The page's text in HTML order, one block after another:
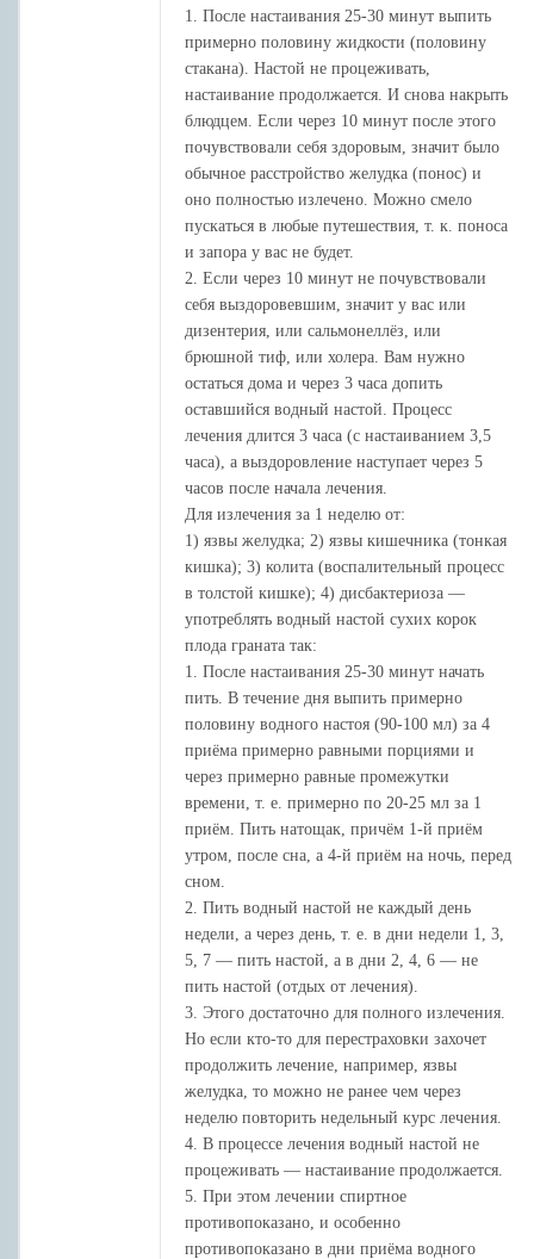
1. После настаивания 25-30 минут выпить
примерно половину жидкости (половину
стакана). Настой не процеживать,
настаивание продолжается. И снова накрыть
блюдцем. Если через 10 минут после этого
почувствовали себя здоровым, значит было
обычное расстройство желудка (понос) и
оно полностью излечено. Можно смело
пускаться в любые путешествия, т. к. поноса
и запора у вас не будет.
2. Если через 10 минут не почувствовали
себя выздоровевшим, значит у вас или
дизентерия, или сальмонеллёз, или
брюшной тиф, или холера. Вам нужно
остаться дома и через 3 часа допить
оставшийся водный настой. Процесс
лечения длится 3 часа (с настаиванием 3,5
часа), а выздоровление наступает через 5
часов после начала лечения.
Для излечения за 1 неделю от:
1) язвы желудка; 2) язвы кишечника (тонкая
кишка); 3) колита (воспалительный процесс
в толстой кишке); 4) дисбактериоза —
употреблять водный настой сухих корок
плода граната так:
1. После настаивания 25-30 минут начать
пить. В течение дня выпить примерно
половину водного настоя (90-100 мл) за 4
приёма примерно равными порциями и
через примерно равные промежутки
времени, т. е. примерно по 20-25 мл за 1
приём. Пить натощак, причём 1-й приём
утром, после сна, а 4-й приём на ночь, перед
сном.
2. Пить водный настой не каждый день
недели, а через день, т. е. в дни недели 1, 3,
5, 7 — пить настой, а в дни 2, 4, 6 — не
пить настой (отдых от лечения).
3. Этого достаточно для полного излечения.
Но если кто-то для перестраховки захочет
продолжить лечение, например, язвы
желудка, то можно не ранее чем через
неделю повторить недельный курс лечения.
4. В процессе лечения водный настой не
процеживать — настаивание продолжается.
5. При этом лечении спиртное
противопоказано, и особенно
противопоказано в дни приёма водного